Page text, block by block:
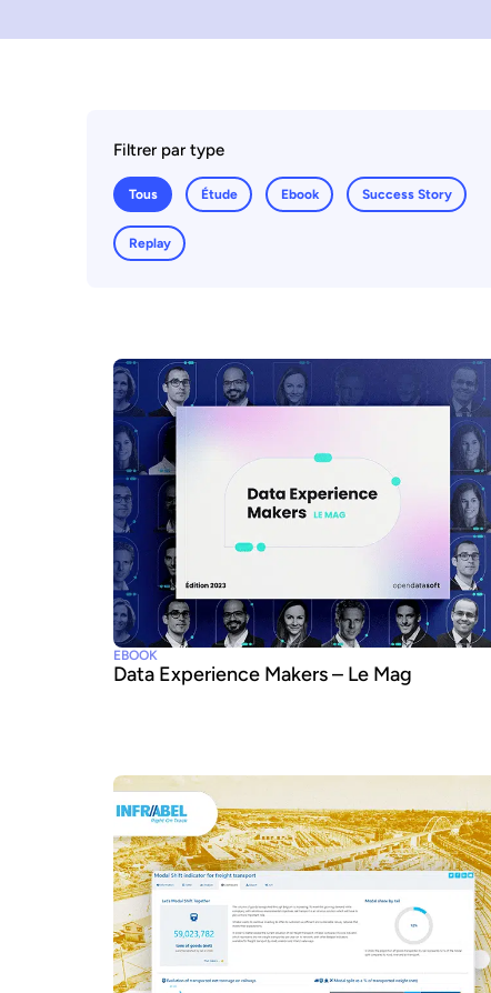
Filtrer par type
Tous Étude Ebook Success Story
Replay
EBOOK
Data Experience Makers – Le Mag